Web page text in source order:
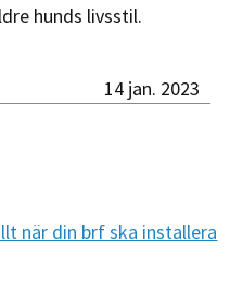
hunds livsstil.
14 jan. 2023
när din brf ska installera